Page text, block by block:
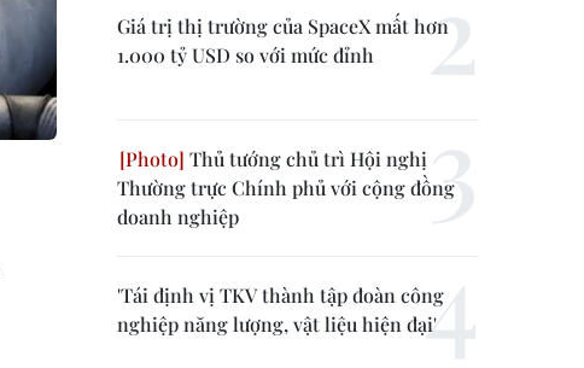
Giá trị thị trường của SpaceX mất hơn
1.000 tỷ USD so với mức đỉnh
Thủ tướng chủ trì Hội nghị
Thường trực Chính phủ với cộng đồng
doanh nghiệp
'Tái định vị TKV thành tập đoàn công
nghiệp năng lượng, vật liệu hiện đại'